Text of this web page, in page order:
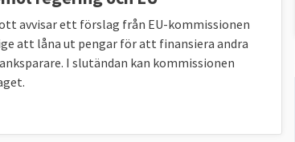
avvisar ett förslag från EU-kommissionen
att låna ut pengar för att finansiera andra
I slutändan kan kommissionen